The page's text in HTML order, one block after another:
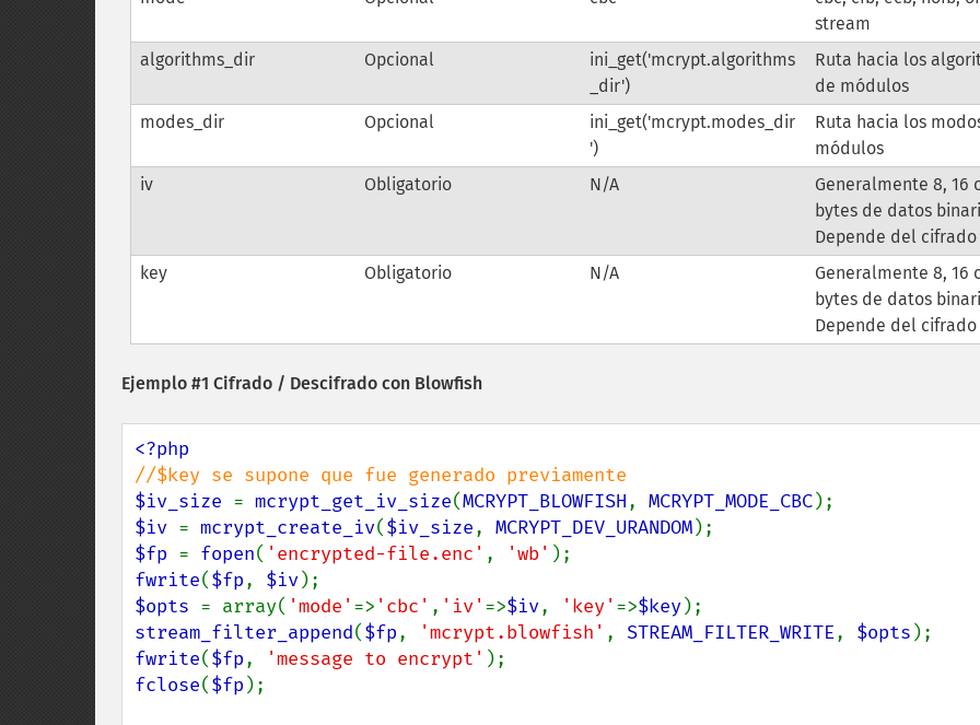
stream
algorithms_dir
Opcional
ini_get('mcrypt.algorithms
_dir')
Ruta hacia los
de módulos
modes_dir
Opcional
ini_get('mcrypt.modes_dir
')
Ruta hacia los
módulos
iv
Obligatorio N/A
Generalmente 8, 16
bytes de datos
Depende del cifrado
key
Obligatorio N/A
Generalmente 8, 16
bytes de datos
Depende del cifrado
Ejemplo #1 Cifrado / Descifrado con Blowfish
$iv_size = mcrypt_get_iv_size(MCRYPT_BLOWFISH, MCRYPT_MODE_CBC
$iv = mcrypt_create_iv($iv_size, MCRYPT_DEV_URANDOM
$fp = fopen( 'encrypted-file.enc' , 'wb'
fwrite($fp, $iv
$opts = array( 'mode' => 'cbc' , 'iv' =>$iv, 'key' =>$key
stream_filter_append($fp, 'mcrypt.blowfish' , STREAM_FILTER_WRITE, $opts
fwrite($fp, 'message to encrypt'
fclose($fp );